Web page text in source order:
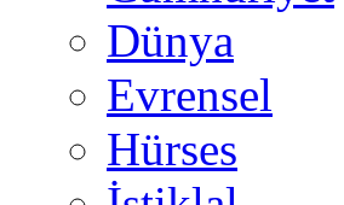
Dünya
Evrensel
Hürses